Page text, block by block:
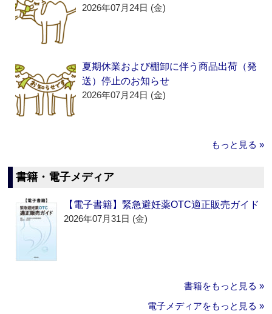
2026年07月24日 (金)
夏期休業および棚卸に伴う商品出荷（発
送）停止のお知らせ
2026年07月24日 (金)
もっと見る »
書籍・電子メディア
【電子書籍】緊急避妊薬OTC適正販売ガイド
2026年07月31日 (金)
書籍をもっと見る »
電子メディアをもっと見る »